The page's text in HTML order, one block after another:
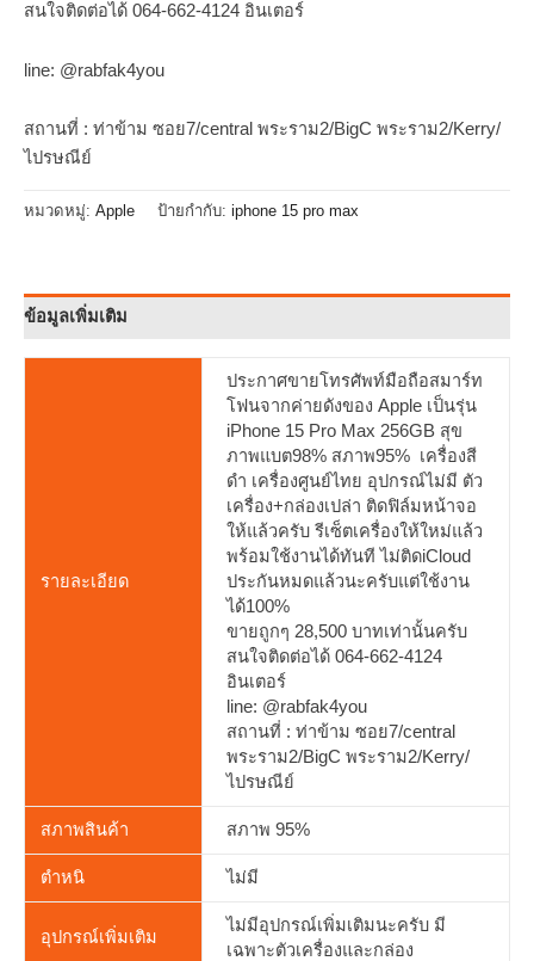
สนใจติดต่อได้ 064-662-4124 อินเตอร์
line: @rabfak4you
สถานที่ : ท่าข้าม ซอย7/central พระราม2/BigC พระราม2/Kerry/
ไปรษณีย์
หมวดหมู่: Apple ป้ายกำกับ: iphone 15 pro max
ข้อมูลเพิ่มเติม
รายละเอียด
ประกาศขายโทรศัพท์มือถือสมาร์ท
โฟนจากค่ายดังของ Apple เป็นรุ่น
iPhone 15 Pro Max 256GB สุข
ภาพแบต98% สภาพ95% เครื่องสี
ดำ เครื่องศูนย์ไทย อุปกรณ์ไม่มี ตัว
เครื่อง+กล่องเปล่า ติดฟิล์มหน้าจอ
ให้แล้วครับ รีเซ็ตเครื่องให้ใหม่แล้ว
พร้อมใช้งานได้ทันที ไม่ติดiCloud
ประกันหมดแล้วนะครับแต่ใช้งาน
ได้100%
ขายถูกๆ 28,500 บาทเท่านั้นครับ
สนใจติดต่อได้ 064-662-4124
อินเตอร์
line: @rabfak4you
สถานที่ : ท่าข้าม ซอย7/central
พระราม2/BigC พระราม2/Kerry/
ไปรษณีย์
สภาพสินค้า สภาพ 95%
ตำหนิ ไม่มี
อุปกรณ์เพิ่มเติม
ไม่มีอุปกรณ์เพิ่มเติมนะครับ มี
เฉพาะตัวเครื่องและกล่อง